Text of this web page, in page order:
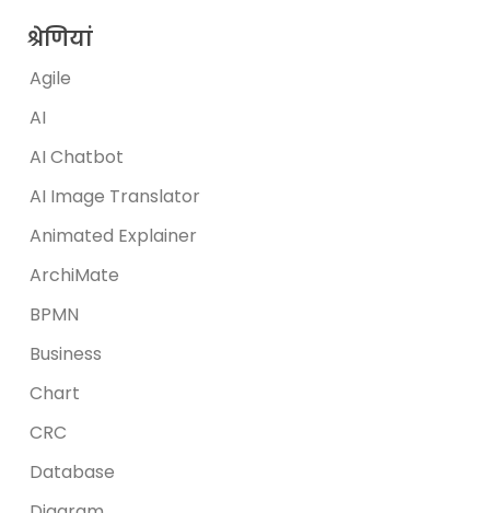
श्रेणियां
Agile
AI
AI Chatbot
AI Image Translator
Animated Explainer
ArchiMate
BPMN
Business
Chart
CRC
Database